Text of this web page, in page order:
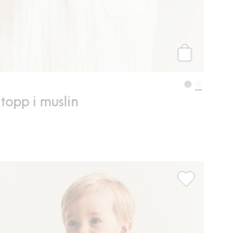
i muslin
Lägg till i favoriter